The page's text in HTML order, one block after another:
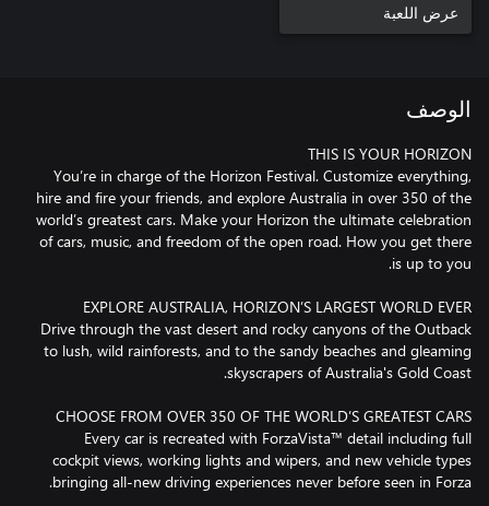
عرض اللعبة
الوصف
You’re in charge of the Horizon Festival. Customize everything,
hire and fire your friends, and explore Australia in over 350 of the
world’s greatest cars. Make your Horizon the ultimate celebration
of cars, music, and freedom of the open road. How you get there
Drive through the vast desert and rocky canyons of the Outback
to lush, wild rainforests, and to the sandy beaches and gleaming
Every car is recreated with ForzaVista™ detail including full
cockpit views, working lights and wipers, and new vehicle types